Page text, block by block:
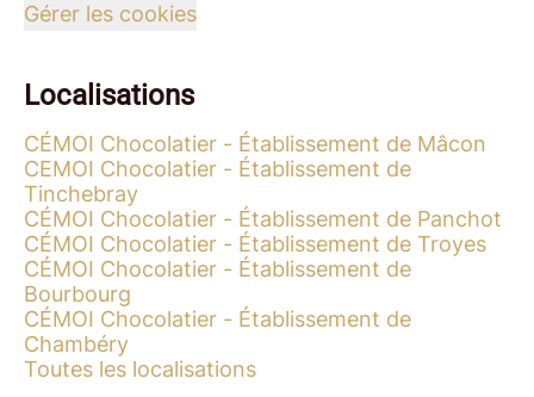
Gérer les cookies
Localisations
CÉMOI Chocolatier - Établissement de Mâcon
CEMOI Chocolatier - Établissement de
Tinchebray
CÉMOI Chocolatier - Établissement de Panchot
CÉMOI Chocolatier - Établissement de Troyes
CÉMOI Chocolatier - Établissement de
Bourbourg
CÉMOI Chocolatier - Établissement de
Chambéry
Toutes les localisations